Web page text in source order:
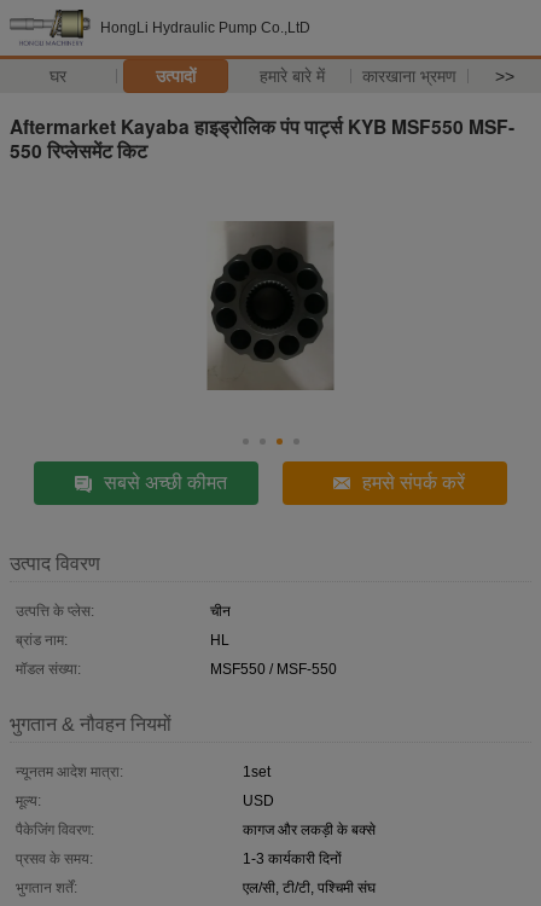
HongLi Hydraulic Pump Co.,LtD
घर उत्पादों हमारे बारे में कारखाना भ्रमण >>
Aftermarket Kayaba हाइड्रोलिक पंप पार्ट्स KYB MSF550 MSF-
550 रिप्लेसमेंट किट
सबसे अच्छी कीमत हमसे संपर्क करें
उत्पाद विवरण
उत्पत्ति के प्लेस:
चीन
ब्रांड नाम:
HL
मॉडल संख्या:
MSF550 / MSF-550
भुगतान & नौवहन नियमों
न्यूनतम आदेश मात्रा:
1set
मूल्य:
USD
पैकेजिंग विवरण:
कागज और लकड़ी के बक्से
प्रसव के समय:
1-3 कार्यकारी दिनों
भुगतान शर्तें:
एल/सी, टी/टी, पश्चिमी संघ